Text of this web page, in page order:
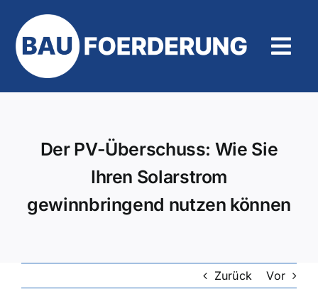
Inhalt
springen
Der PV-Überschuss: Wie Sie
Ihren Solarstrom
gewinnbringend nutzen können
Zurück Vor